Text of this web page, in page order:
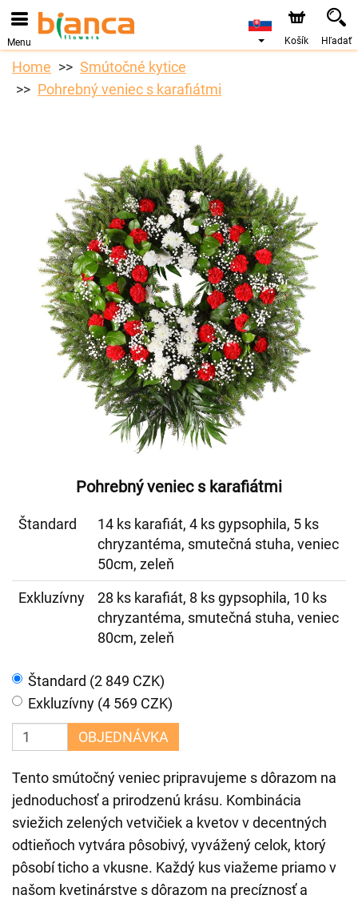
Menu Košík Hľadať
Home
Smútočné kytice
Pohrebný veniec s karafiátmi
Pohrebný veniec s karafiátmi
Štandard
14 ks karafiát, 4 ks gypsophila, 5 ks
chryzantéma, smutečná stuha, veniec
50cm, zeleň
Exkluzívny
28 ks karafiát, 8 ks gypsophila, 10 ks
chryzantéma, smutečná stuha, veniec
80cm, zeleň
Štandard (2 849 CZK)
Exkluzívny (4 569 CZK)
OBJEDNÁVKA
Tento smútočný veniec pripravujeme s dôrazom na
jednoduchosť a prirodzenú krásu. Kombinácia
sviežich zelených vetvičiek a kvetov v decentných
odtieňoch vytvára pôsobivý, vyvážený celok, ktorý
pôsobí ticho a vkusne. Každý kus viažeme priamo v
našom kvetinárstve s dôrazom na precíznosť a